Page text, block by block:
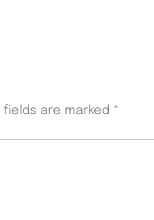
fields are marked *